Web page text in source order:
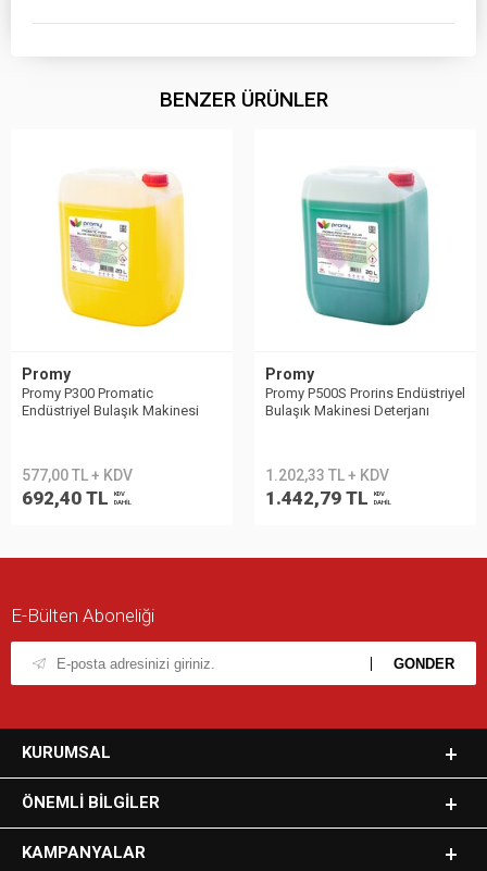
BENZER ÜRÜNLER
Promy
Promy P300 Promatic
Endüstriyel Bulaşık Makinesi
577,00 TL + KDV
692,40 TL
KDV
DAHİL
Promy
Promy P500S Prorins Endüstriyel
Bulaşık Makinesi Deterjanı
1.202,33 TL + KDV
1.442,79 TL
KDV
DAHİL
E-Bülten Aboneliği
KURUMSAL
ÖNEMLI BILGILER
KAMPANYALAR